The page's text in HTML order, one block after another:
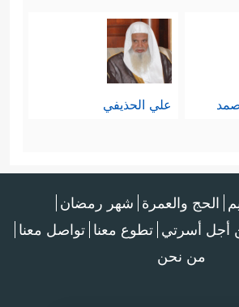
علي الحذيفي
الحج والعمرة شهر رمضان
أجل أسرتي تطوع معنا تواصل معنا
من نحن